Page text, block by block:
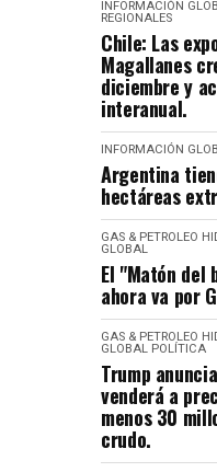
INFORMACIÓN
REGIONALES
Chile: Las
Magallanes
diciembre y
interanual.
INFORMACIÓN
Argentina
hectáreas
GAS & PETROLEO
GLOBAL
El "Matón del
ahora va por
GAS & PETROLEO
GLOBAL POLÍTICA
Trump
venderá a
menos 30
crudo.